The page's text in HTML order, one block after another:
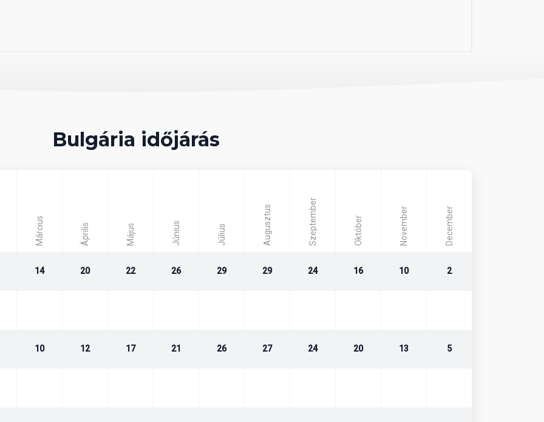
2017-ben történt.
Bulgária időjárás
Március Április Május Június Július Augusztus Szeptember Október November December
14 20 22 26 29 29 24 16 10 2
10 12 17 21 26 27 24 20 13 5